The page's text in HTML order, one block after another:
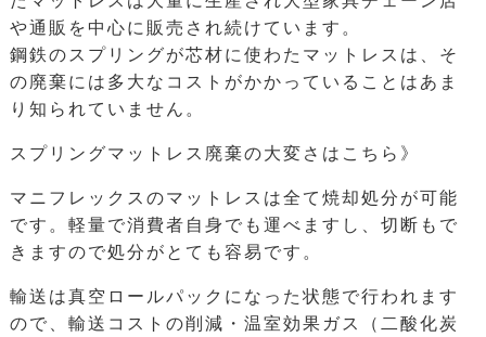
や通販を中心に販売され続けています。
鋼鉄のスプリングが芯材に使わたマットレスは、そ
の廃棄には多大なコストがかかっていることはあま
り知られていません。
スプリングマットレス廃棄の大変さはこちら》
マニフレックスのマットレスは全て焼却処分が可能
です。軽量で消費者自身でも運べますし、切断もで
きますので処分がとても容易です。
輸送は真空ロールパックになった状態で行われます
ので、輸送コストの削減・温室効果ガス（二酸化炭